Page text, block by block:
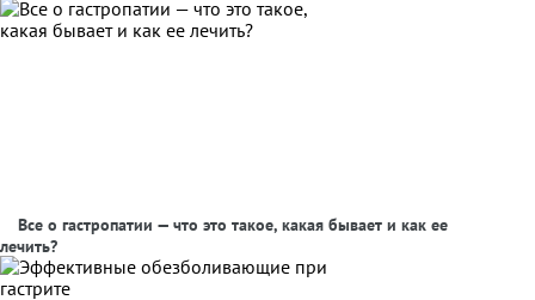
Все о гастропатии — что это такое, какая бывает и как ее
лечить?